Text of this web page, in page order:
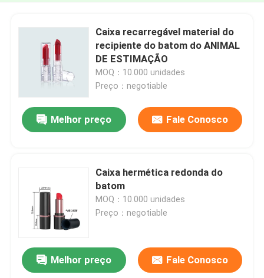
Caixa recarregável material do
recipiente do batom do ANIMAL
DE ESTIMAÇÃO
MOQ：10.000 unidades
Preço：negotiable
Melhor preço Fale Conosco
Caixa hermética redonda do
batom
MOQ：10.000 unidades
Preço：negotiable
Melhor preço Fale Conosco